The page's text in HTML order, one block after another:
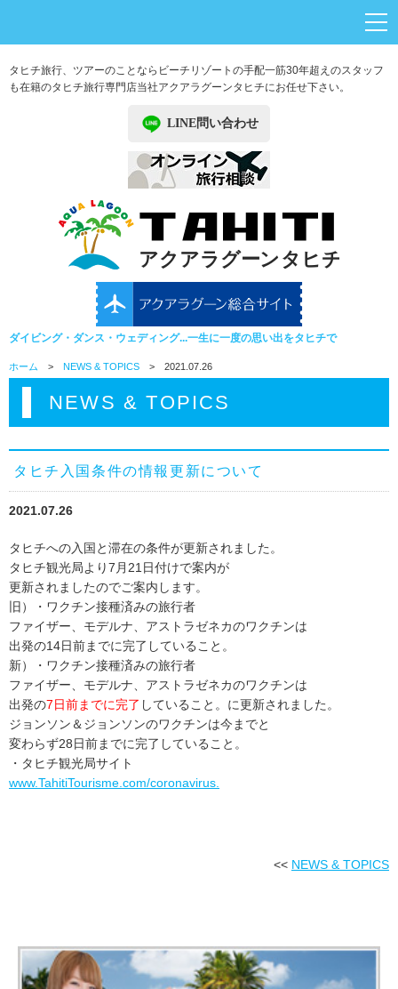
タヒチ旅行、ツアーのことならビーチリゾートの手配一筋30年超えのスタッフ
も在籍のタヒチ旅行専門店当社アクアラグーンタヒチにお任せ下さい。
LINE問い合わせ
ダイビング・ダンス・ウェディング...一生に一度の思い出をタヒチで
ホーム > NEWS & TOPICS > 2021.07.26
NEWS & TOPICS
タヒチ入国条件の情報更新について
2021.07.26
タヒチへの入国と滞在の条件が更新されました。
タヒチ観光局より7月21日付けで案内が
更新されましたのでご案内します。
旧）・ワクチン接種済みの旅行者
ファイザー、モデルナ、アストラゼネカのワクチンは
出発の14日前までに完了していること。
新）・ワクチン接種済みの旅行者
ファイザー、モデルナ、アストラゼネカのワクチンは
出発の7日前までに完了 していること。に更新されました。
ジョンソン＆ジョンソンのワクチンは今までと
変わらず28日前までに完了していること。
・タヒチ観光局サイト
www.TahitiTourisme.com/coronavirus.
<< NEWS & TOPICS